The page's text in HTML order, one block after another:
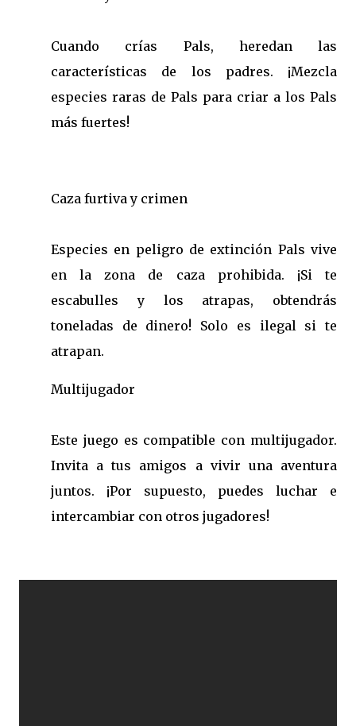
Cuando crías Pals, heredan las
características de los padres. ¡Mezcla
especies raras de Pals para criar a los Pals
más fuertes!
Caza furtiva y crimen
Especies en peligro de extinción Pals vive
en la zona de caza prohibida. ¡Si te
escabulles y los atrapas, obtendrás
toneladas de dinero! Solo es ilegal si te
atrapan.
Multijugador
Este juego es compatible con multijugador.
Invita a tus amigos a vivir una aventura
juntos. ¡Por supuesto, puedes luchar e
intercambiar con otros jugadores!